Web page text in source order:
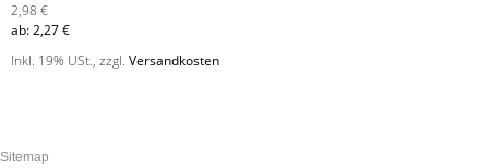
2,98 €
ab:2,27 €
Inkl. 19% USt., zzgl. Versandkosten
Sitemap